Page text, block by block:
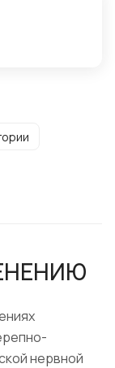
нервной